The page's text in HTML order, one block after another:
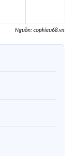
Nguồn: cophieu68.vn